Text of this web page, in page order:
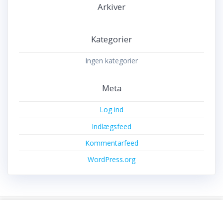
Arkiver
Kategorier
Ingen kategorier
Meta
Log ind
Indlægsfeed
Kommentarfeed
WordPress.org